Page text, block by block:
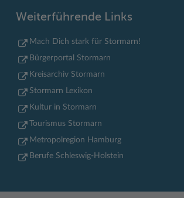
Weiterführende Links
Mach Dich stark für Stormarn!
Bürgerportal Stormarn
Kreisarchiv Stormarn
Stormarn Lexikon
Kultur in Stormarn
Tourismus Stormarn
Metropolregion Hamburg
Berufe Schleswig-Holstein